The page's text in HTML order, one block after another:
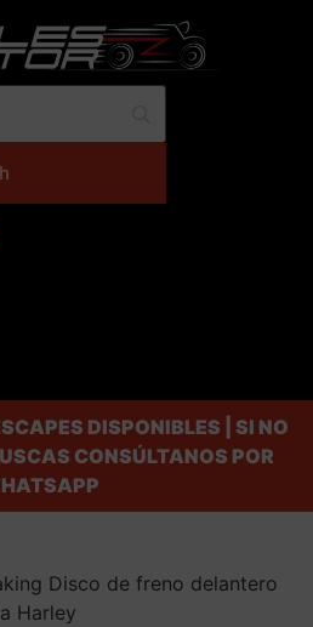
DISPONIBLES | SI NO
CONSÚLTANOS POR
Disco de freno delantero
Harley